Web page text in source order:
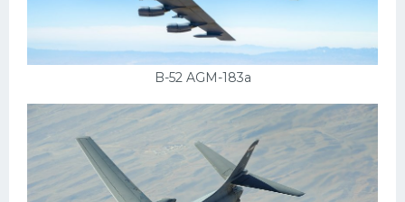
B-52 AGM-183a